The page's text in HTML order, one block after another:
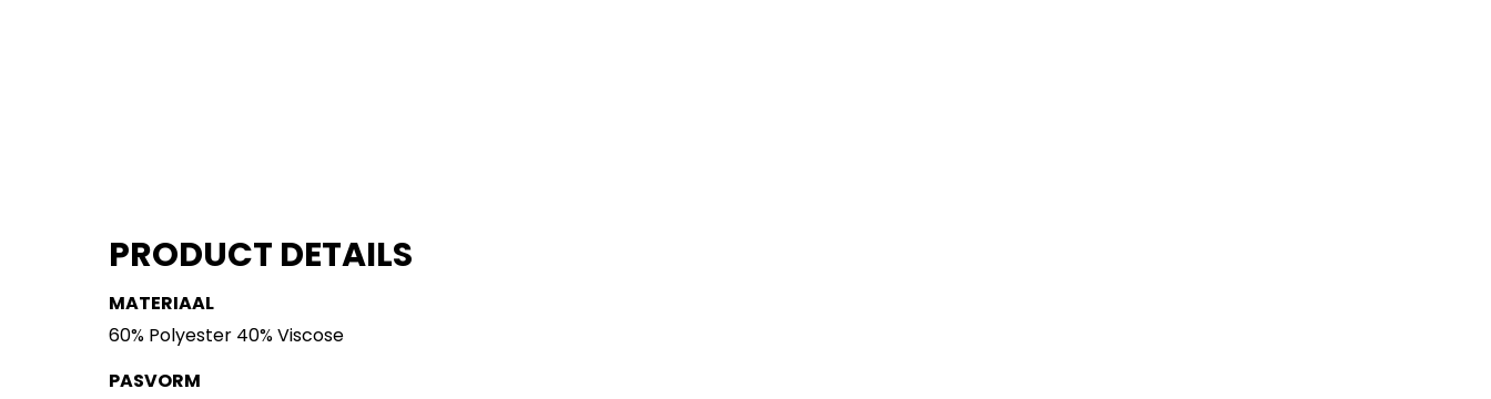
PRODUCT DETAILS
MATERIAAL
60% Polyester 40% Viscose
PASVORM